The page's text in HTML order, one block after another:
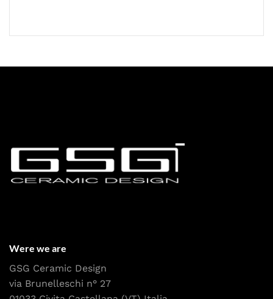
Were we are
GSG Ceramic Design
via Brunelleschi n° 27